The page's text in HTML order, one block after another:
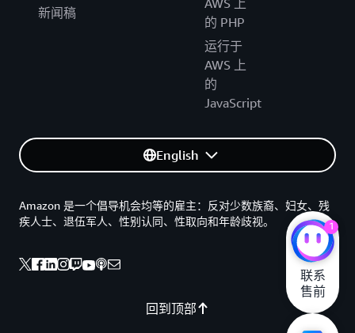
新闻稿
AWS 上
的 PHP
运行于
AWS 上
的
JavaScript
English
回到顶部
Amazon 是一个倡导机会均等的雇主：反对少数族裔、妇女、残
疾人士、退伍军人、性别认同、性取向和年龄歧视。
1
联系
售前